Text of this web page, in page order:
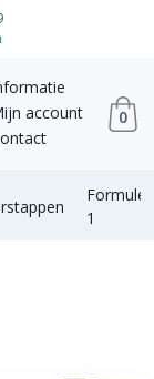
account
0
Formule
1